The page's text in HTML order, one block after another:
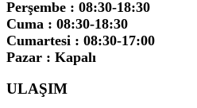
Perşembe : 08:30-18:30
Cuma : 08:30-18:30
Cumartesi : 08:30-17:00
Pazar : Kapalı
ULAŞIM